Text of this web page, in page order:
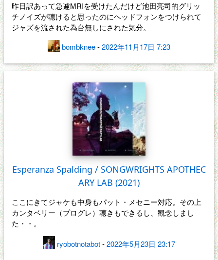
昨日訳あって急遽MRIを受けたんだけど池田亮司的グリッ
チノイズが聴けると思ったのにヘッドフォンをつけられて
ジャズを流された為台無しにされた気分。
bombknee-2022年11月17日 7:23
Esperanza Spalding / SONGWRIGHTS APOTHEC
ARY LAB (2021)
ここにきてジャケも中身もパット・メセニー対応。その上
カンタベリー（プログレ）聴きもできるし、観念しまし
た・・。
ryobotnotabot-2022年5月23日 23:17